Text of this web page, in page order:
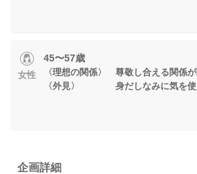
女性
45〜57歳
〈理想の関係〉 尊敬し合える関係
〈外見〉 身だしなみに気を使
企画詳細